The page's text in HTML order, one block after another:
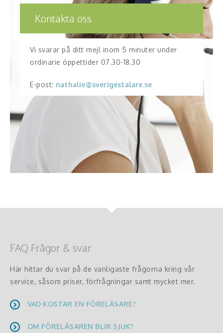
Kontakta oss
Vi svarar på ditt mejl inom 5 minuter under
ordinarie öppettider 07.30-18.30
E-post: nathalie@sverigestalare.se
FAQ Frågor & svar
Här hittar du svar på de vanligaste frågorna kring vår
service, såsom priser, förfrågningar samt mycket mer.
VAD KOSTAR EN FÖRELÄSARE?
OM FÖRELÄSAREN BLIR SJUK?